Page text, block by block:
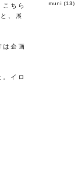
ちら
、展
は企画
イロ
muni (13)